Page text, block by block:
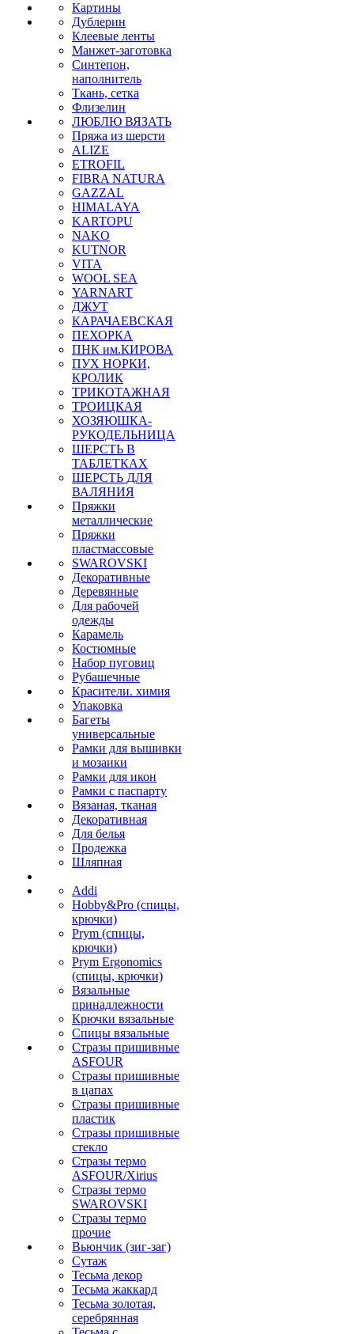
Картины
Дублерин
Клеевые ленты
Манжет-заготовка
Синтепон,
наполнитель
Ткань, сетка
Флизелин
ЛЮБЛЮ ВЯЗАТЬ
Пряжа из шерсти
ALIZE
ETROFIL
FIBRA NATURA
GAZZAL
HIMALAYA
KARTOPU
NAKO
KUTNOR
VITA
WOOL SEA
YARNART
ДЖУТ
КАРАЧАЕВСКАЯ
ПЕХОРКА
ПНК им.КИРОВА
ПУХ НОРКИ,
КРОЛИК
ТРИКОТАЖНАЯ
ТРОИЦКАЯ
ХОЗЯЮШКА-
РУКОДЕЛЬНИЦА
ШЕРСТЬ В
ТАБЛЕТКАХ
ШЕРСТЬ ДЛЯ
ВАЛЯНИЯ
Пряжки
металлические
Пряжки
пластмассовые
SWAROVSKI
Декоративные
Деревянные
Для рабочей
одежды
Карамель
Костюмные
Набор пуговиц
Рубашечные
Красители. химия
Упаковка
Багеты
универсальные
Рамки для вышивки
и мозаики
Рамки для икон
Рамки с паспарту
Вязаная, тканая
Декоративная
Для белья
Продежка
Шляпная
Addi
Hobby&Pro (спицы,
крючки)
Prym (спицы,
крючки)
Prym Ergonomics
(спицы, крючки)
Вязальные
принадлежности
Крючки вязальные
Спицы вязальные
Стразы пришивные
ASFOUR
Стразы пришивные
в цапах
Стразы пришивные
пластик
Стразы пришивные
стекло
Стразы термо
ASFOUR/Xirius
Стразы термо
SWAROVSKI
Стразы термо
прочие
Вьюнчик (зиг-заг)
Сутаж
Тесьма декор
Тесьма жаккард
Тесьма золотая,
серебрянная